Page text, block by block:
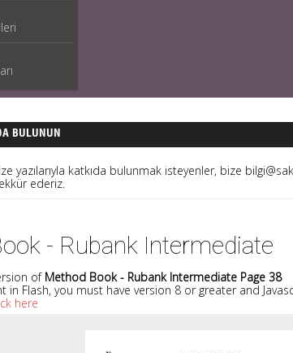
BULUNUN
yazılarıyla katkıda bulunmak isteyenler, bize
ederiz.
- Rubank Intermediate
of Method Book - Rubank Intermediate Page 38
in Flash, you must have version 8 or greater and
here